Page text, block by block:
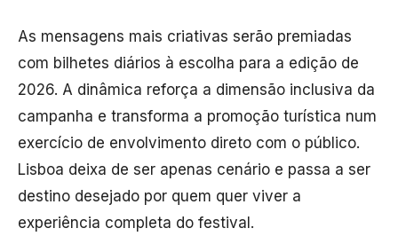
As mensagens mais criativas serão premiadas
com bilhetes diários à escolha para a edição de
2026. A dinâmica reforça a dimensão inclusiva da
campanha e transforma a promoção turística num
exercício de envolvimento direto com o público.
Lisboa deixa de ser apenas cenário e passa a ser
destino desejado por quem quer viver a
experiência completa do festival.